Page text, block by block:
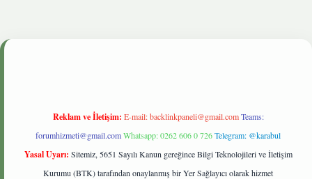
Reklam ve İletişim: E-mail:backlinkpaneli@gmail.com Teams:
forumhizmeti@gmail.comWhatsapp: 0262 606 0 726Telegram: @karabul
Yasal Uyarı: Sitemiz, 5651 Sayılı Kanun gereğince Bilgi Teknolojileri ve İletişim
Kurumu (BTK) tarafından onaylanmış bir Yer Sağlayıcı olarak hizmet